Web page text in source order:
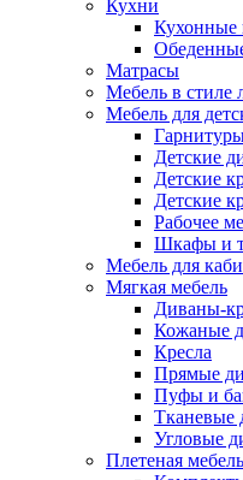
Кухни
Кухонные
Матрасы
Мебель в стиле
Мебель для
Детские
Детские
Детские
Рабочее
Шкафы и
Мебель для
Мягкая мебель
Диваны-
Кожаные
Кресла
Прямые
Пуфы и
Тканевые
Угловые
Плетеная мебель